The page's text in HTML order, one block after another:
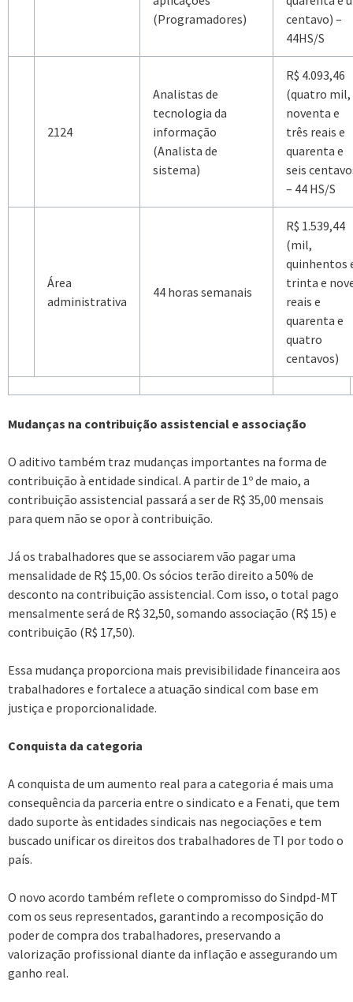
(Programadores)
centavo) –
44HS/S
2124
Analistas de
tecnologia da
informação
(Analista de
sistema)
R$ 4.093,46
(quatro mil,
noventa e
três reais e
quarenta e
seis
– 44 HS/S
Área
administrativa
44 horas semanais
R$ 1.539,44
(mil,
quinhentos
trinta e
reais e
quarenta e
quatro
centavos)
Mudanças na contribuição assistencial e associação
O aditivo também traz mudanças importantes na forma de
contribuição à entidade sindical. A partir de 1º de maio, a
contribuição assistencial passará a ser de R$ 35,00 mensais
para quem não se opor à contribuição.
Já os trabalhadores que se associarem vão pagar uma
mensalidade de R$ 15,00. Os sócios terão direito a 50% de
desconto na contribuição assistencial. Com isso, o total pago
mensalmente será de R$ 32,50, somando associação (R$ 15) e
contribuição (R$ 17,50).
Essa mudança proporciona mais previsibilidade financeira aos
trabalhadores e fortalece a atuação sindical com base em
justiça e proporcionalidade.
Conquista da categoria
A conquista de um aumento real para a categoria é mais uma
consequência da parceria entre o sindicato e a Fenati, que tem
dado suporte às entidades sindicais nas negociações e tem
buscado unificar os direitos dos trabalhadores de TI por todo o
país.
O novo acordo também reflete o compromisso do Sindpd-MT
com os seus representados, garantindo a recomposição do
poder de compra dos trabalhadores, preservando a
valorização profissional diante da inflação e assegurando um
ganho real.